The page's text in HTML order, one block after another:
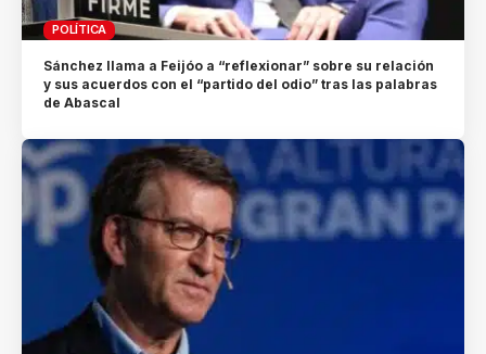
POLÍTICA
Sánchez llama a Feijóo a “reflexionar” sobre su relación
y sus acuerdos con el “partido del odio” tras las palabras
de Abascal